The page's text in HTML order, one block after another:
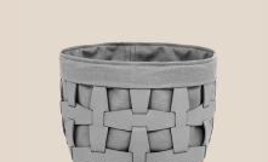
СТИЛЕ USM, ЦВЕТ
МАСЛЯНО-
ЖЕЛТЫЙ
#MSR2408016